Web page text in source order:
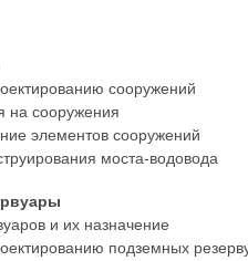
сооружений
на сооружения
элементов сооружений
моста-водовода
и их назначение
подземных